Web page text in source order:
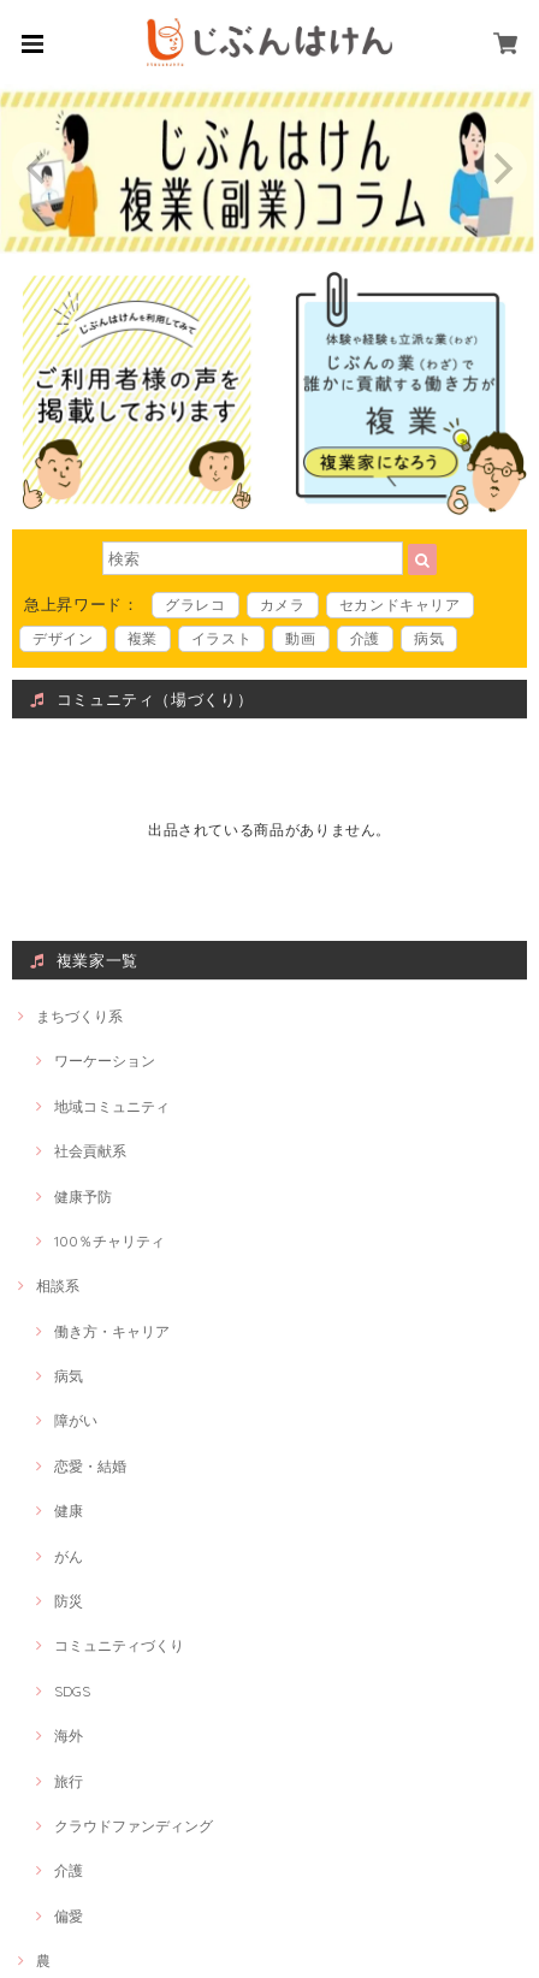
急上昇ワード： グラレコ カメラ
セカンドキャリア
デザイン
複業 イラスト 動画 介護 病気
コミュニティ（場づくり）
出品されている商品がありません。
複業家一覧
まちづくり系
ワーケーション
地域コミュニティ
社会貢献系
健康予防
100％チャリティ
相談系
働き方・キャリア
病気
障がい
恋愛・結婚
健康
がん
防災
コミュニティづくり
SDGS
海外
旅行
クラウドファンディング
介護
偏愛
農